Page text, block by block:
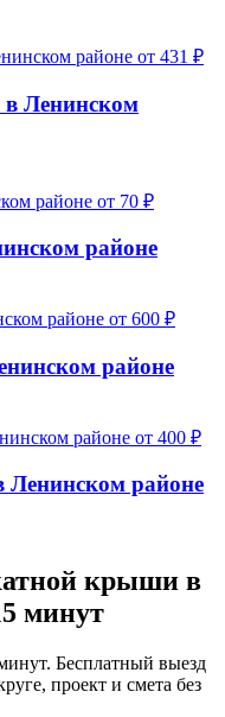
от 431 ₽
Ленинском
от 70 ₽
районе
от 600 ₽
районе
от 400 ₽
Ленинском районе
крыши в
минут
Бесплатный выезд
проект и смета без